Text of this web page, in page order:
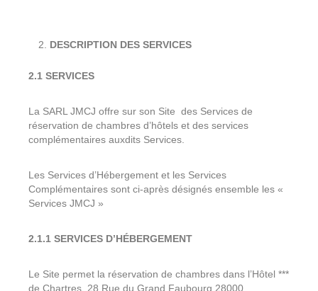
DESCRIPTION DES SERVICES
2.1 SERVICES
La SARL JMCJ offre sur son Site des Services de
réservation de chambres d’hôtels et des services
complémentaires auxdits Services.
Les Services d’Hébergement et les Services
Complémentaires sont ci-après désignés ensemble les «
Services JMCJ »
2.1.1 SERVICES D’HÉBERGEMENT
Le Site permet la réservation de chambres dans l’Hôtel ***
de Chartres, 28 Rue du Grand Faubourg 28000